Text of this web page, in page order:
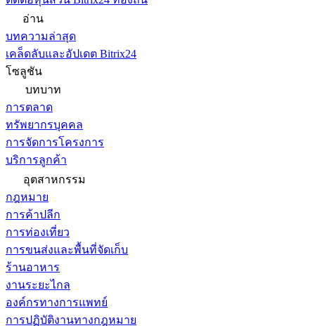
อ่าน
บทความล่าสุด
เคล็ดลับและอัปเดต Bitrix24
โซลูชัน
บทบาท
การตลาด
ทรัพยากรบุคคล
การจัดการโครงการ
บริการลูกค้า
อุตสาหกรรม
กฎหมาย
การค้าปลีก
การท่องเที่ยว
การขนส่งและพื้นที่จัดเก็บ
ร้านอาหาร
งานระยะไกล
องค์กรทางการแพทย์
การปฏิบัติงานทางกฎหมาย